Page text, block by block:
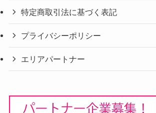
特定商取引法に基づく表記
プライバシーポリシー
エリアパートナー